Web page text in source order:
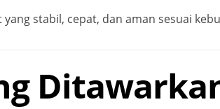
stabil, cepat, dan aman sesuai